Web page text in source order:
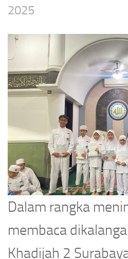
2025
Dalam rangka
membaca
Khadijah 2